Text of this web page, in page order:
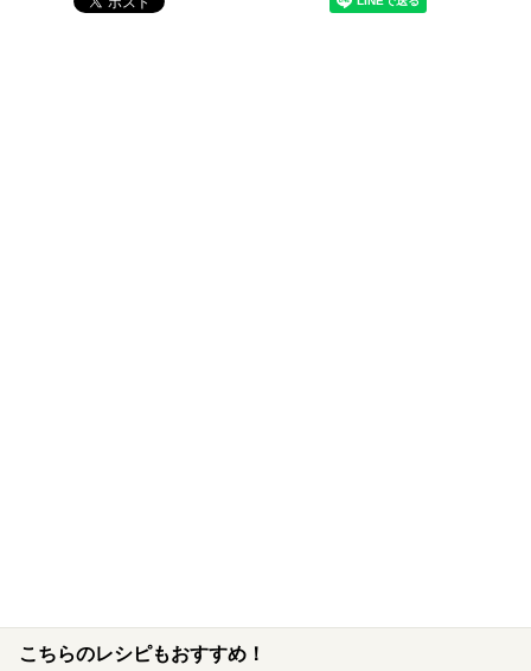
こちらのレシピもおすすめ！